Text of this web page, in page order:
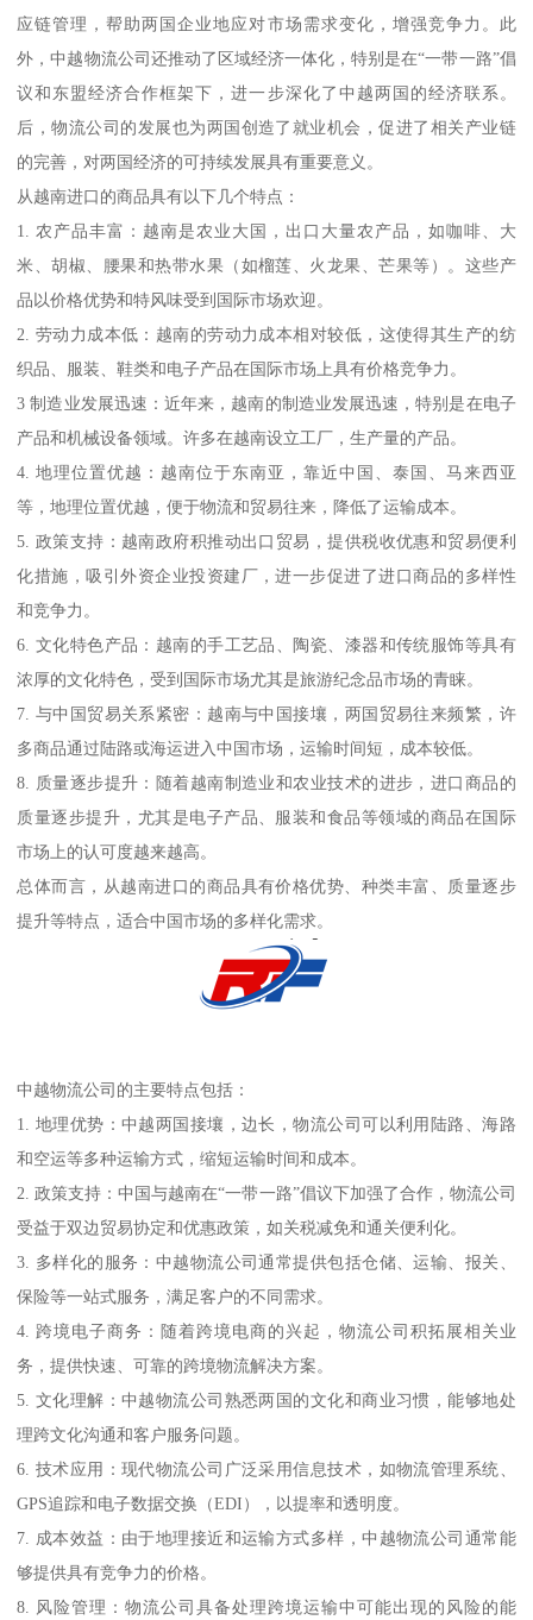
应链管理，帮助两国企业地应对市场需求变化，增强竞争力。此
外，中越物流公司还推动了区域经济一体化，特别是在“一带一路”倡
议和东盟经济合作框架下，进一步深化了中越两国的经济联系。
后，物流公司的发展也为两国创造了就业机会，促进了相关产业链
的完善，对两国经济的可持续发展具有重要意义。
从越南进口的商品具有以下几个特点：
1. 农产品丰富：越南是农业大国，出口大量农产品，如咖啡、大
米、胡椒、腰果和热带水果（如榴莲、火龙果、芒果等）。这些产
品以价格优势和特风味受到国际市场欢迎。
2. 劳动力成本低：越南的劳动力成本相对较低，这使得其生产的纺
织品、服装、鞋类和电子产品在国际市场上具有价格竞争力。
3 制造业发展迅速：近年来，越南的制造业发展迅速，特别是在电子
产品和机械设备领域。许多在越南设立工厂，生产量的产品。
4. 地理位置优越：越南位于东南亚，靠近中国、泰国、马来西亚
等，地理位置优越，便于物流和贸易往来，降低了运输成本。
5. 政策支持：越南政府积推动出口贸易，提供税收优惠和贸易便利
化措施，吸引外资企业投资建厂，进一步促进了进口商品的多样性
和竞争力。
6. 文化特色产品：越南的手工艺品、陶瓷、漆器和传统服饰等具有
浓厚的文化特色，受到国际市场尤其是旅游纪念品市场的青睐。
7. 与中国贸易关系紧密：越南与中国接壤，两国贸易往来频繁，许
多商品通过陆路或海运进入中国市场，运输时间短，成本较低。
8. 质量逐步提升：随着越南制造业和农业技术的进步，进口商品的
质量逐步提升，尤其是电子产品、服装和食品等领域的商品在国际
市场上的认可度越来越高。
总体而言，从越南进口的商品具有价格优势、种类丰富、质量逐步
提升等特点，适合中国市场的多样化需求。
中越物流公司的主要特点包括：
1. 地理优势：中越两国接壤，边长，物流公司可以利用陆路、海路
和空运等多种运输方式，缩短运输时间和成本。
2. 政策支持：中国与越南在“一带一路”倡议下加强了合作，物流公司
受益于双边贸易协定和优惠政策，如关税减免和通关便利化。
3. 多样化的服务：中越物流公司通常提供包括仓储、运输、报关、
保险等一站式服务，满足客户的不同需求。
4. 跨境电子商务：随着跨境电商的兴起，物流公司积拓展相关业
务，提供快速、可靠的跨境物流解决方案。
5. 文化理解：中越物流公司熟悉两国的文化和商业习惯，能够地处
理跨文化沟通和客户服务问题。
6. 技术应用：现代物流公司广泛采用信息技术，如物流管理系统、
GPS追踪和电子数据交换（EDI），以提率和透明度。
7. 成本效益：由于地理接近和运输方式多样，中越物流公司通常能
够提供具有竞争力的价格。
8. 风险管理：物流公司具备处理跨境运输中可能出现的风险的能